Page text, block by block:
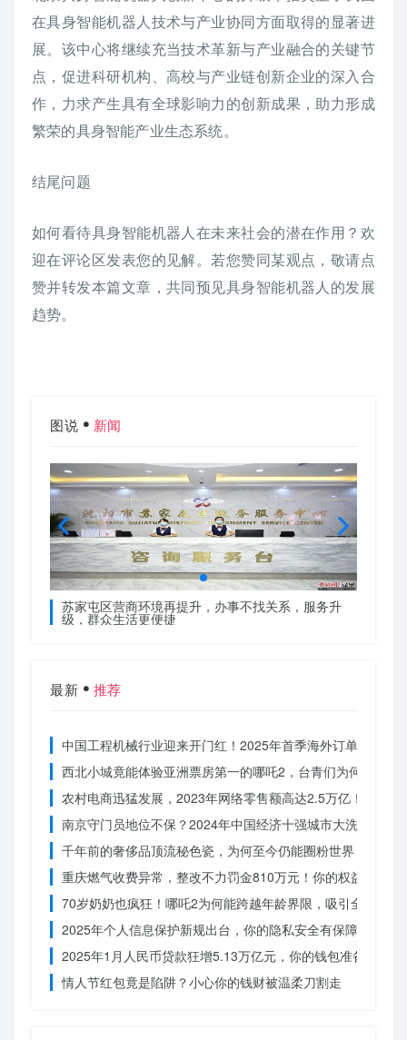
在具身智能机器人技术与产业协同方面取得的显著进
展。该中心将继续充当技术革新与产业融合的关键节
点，促进科研机构、高校与产业链创新企业的深入合
作，力求产生具有全球影响力的创新成果，助力形成
繁荣的具身智能产业生态系统。
结尾问题
如何看待具身智能机器人在未来社会的潜在作用？欢
迎在评论区发表您的见解。若您赞同某观点，敬请点
赞并转发本篇文章，共同预见具身智能机器人的发展
趋势。
图说 新闻
苏家屯区营商环境再提升，办事不找关系，服务升
级，群众生活更便捷
最新 推荐
中国工程机械行业迎来开门红！2025年首季海外订单激增，
西北小城竟能体验亚洲票房第一的哪吒2，台青们为何如此惊
农村电商迅猛发展，2023年网络零售额高达2.5万亿！你还在
南京守门员地位不保？2024年中国经济十强城市大洗牌
千年前的奢侈品顶流秘色瓷，为何至今仍能圈粉世界？揭秘
重庆燃气收费异常，整改不力罚金810万元！你的权益被侵犯
70岁奶奶也疯狂！哪吒2为何能跨越年龄界限，吸引全民观影
2025年个人信息保护新规出台，你的隐私安全有保障了吗？
2025年1月人民币贷款狂增5.13万亿元，你的钱包准备好了吗
情人节红包竟是陷阱？小心你的钱财被温柔刀割走